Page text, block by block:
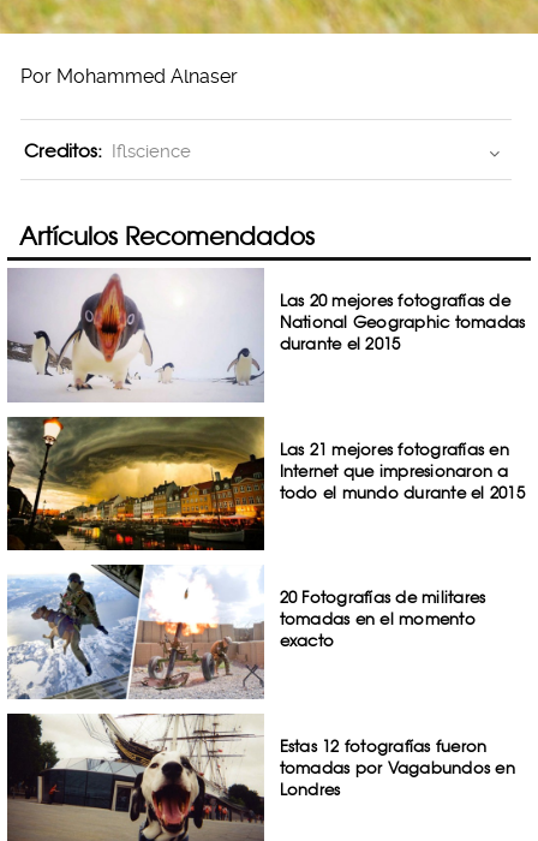
Por Mohammed Alnaser
Creditos: Iflscience
Artículos Recomendados
Las 20 mejores fotografías de
National Geographic tomadas
durante el 2015
Las 21 mejores fotografías en
Internet que impresionaron a
todo el mundo durante el 2015
20 Fotografías de militares
tomadas en el momento
exacto
Estas 12 fotografías fueron
tomadas por Vagabundos en
Londres